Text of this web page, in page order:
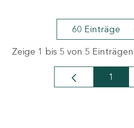
60 Einträge
Zeige 1 bis 5 von 5
Seite
1